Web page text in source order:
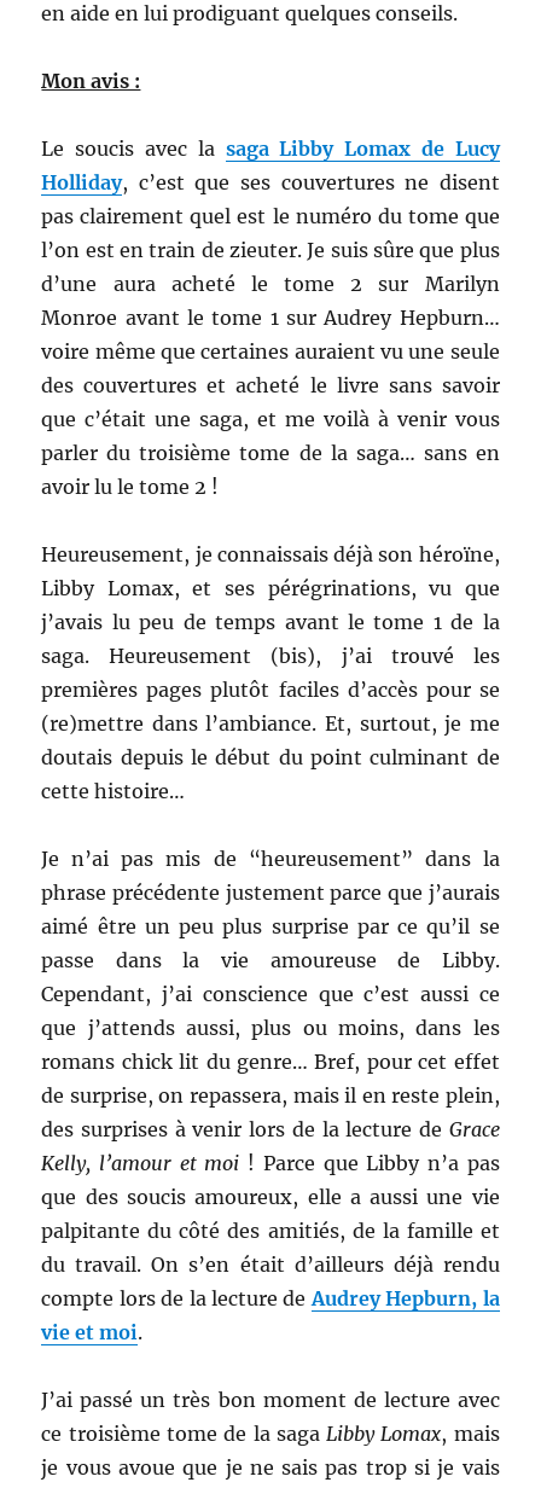
en aide en lui prodiguant quelques conseils.
Mon avis :
Le soucis avec la saga Libby Lomax de Lucy
Holliday, c’est que ses couvertures ne disent
pas clairement quel est le numéro du tome que
l’on est en train de zieuter. Je suis sûre que plus
d’une aura acheté le tome 2 sur Marilyn
Monroe avant le tome 1 sur Audrey Hepburn…
voire même que certaines auraient vu une seule
des couvertures et acheté le livre sans savoir
que c’était une saga, et me voilà à venir vous
parler du troisième tome de la saga… sans en
avoir lu le tome 2 !
Heureusement, je connaissais déjà son héroïne,
Libby Lomax, et ses pérégrinations, vu que
j’avais lu peu de temps avant le tome 1 de la
saga. Heureusement (bis), j’ai trouvé les
premières pages plutôt faciles d’accès pour se
(re)mettre dans l’ambiance. Et, surtout, je me
doutais depuis le début du point culminant de
cette histoire…
Je n’ai pas mis de “heureusement” dans la
phrase précédente justement parce que j’aurais
aimé être un peu plus surprise par ce qu’il se
passe dans la vie amoureuse de Libby.
Cependant, j’ai conscience que c’est aussi ce
que j’attends aussi, plus ou moins, dans les
romans chick lit du genre… Bref, pour cet effet
de surprise, on repassera, mais il en reste plein,
des surprises à venir lors de la lecture de Grace
Kelly, l’amour et moi ! Parce que Libby n’a pas
que des soucis amoureux, elle a aussi une vie
palpitante du côté des amitiés, de la famille et
du travail. On s’en était d’ailleurs déjà rendu
compte lors de la lecture deAudrey Hepburn, la
vie et moi.
J’ai passé un très bon moment de lecture avec
ce troisième tome de la sagaLibby Lomax, mais
je vous avoue que je ne sais pas trop si je vais